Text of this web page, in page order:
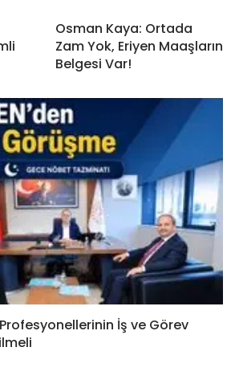
Osman Kaya: Ortada
Zam Yok, Eriyen Maaşların
Belgesi Var!
İş ve Görev